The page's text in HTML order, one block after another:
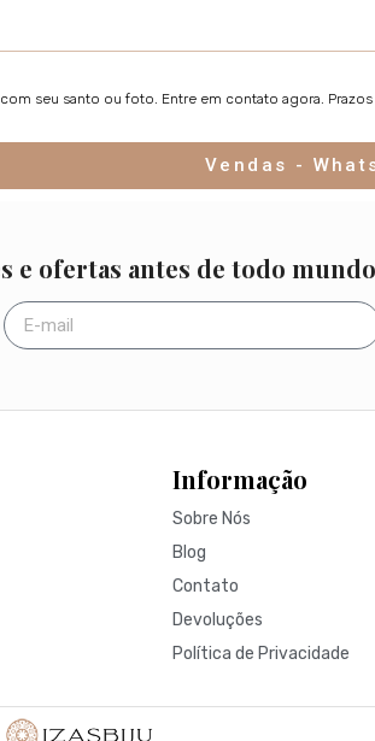
seu santo ou foto. Entre em contato agora.
Vendas -
e ofertas antes de todo
Informação
Sobre Nós
Blog
Contato
Devoluções
Política de Privacidade